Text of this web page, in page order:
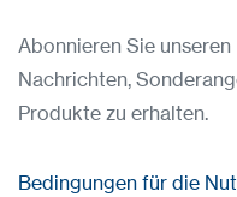
Abonnieren Sie
Nachrichten,
Produkte zu erhalten.
Bedingungen für die